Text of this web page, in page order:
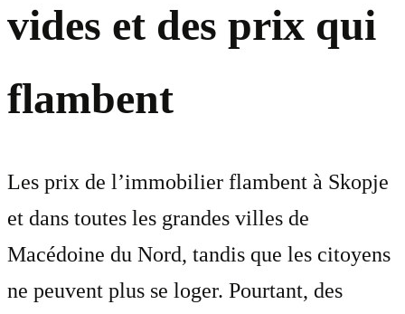
vides et des prix qui
flambent
Les prix de l’immobilier flambent à Skopje
et dans toutes les grandes villes de
Macédoine du Nord, tandis que les citoyens
ne peuvent plus se loger. Pourtant, des